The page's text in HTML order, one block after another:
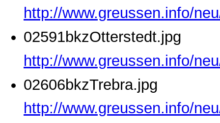
http://www.greussen.info/
02591bkzOtterstedt.jpg
http://www.greussen.info/
02606bkzTrebra.jpg
http://www.greussen.info/